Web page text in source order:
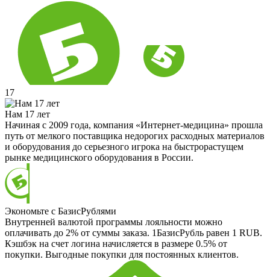
17
Нам 17 лет
Начиная с 2009 года, компания «Интернет-медицина» прошла
путь от мелкого поставщика недорогих расходных материалов
и оборудования до серьезного игрока на быстрорастущем
рынке медицинского оборудования в России.
Экономьте с БазисРублями
Внутренней валютой программы лояльности можно
оплачивать до 2% от суммы заказа. 1БазисРубль равен 1 RUB.
Кэшбэк на счет логина начисляется в размере 0.5% от
покупки. Выгодные покупки для постоянных клиентов.